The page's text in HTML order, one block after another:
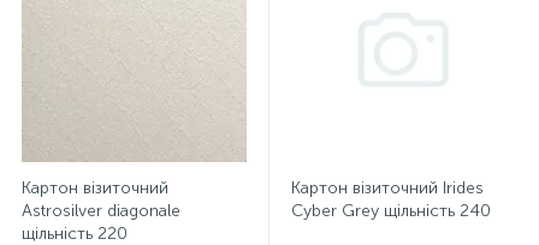
Картон візиточний
Astrosilver diagonale
щільність 220
Картон візиточний Irides
Cyber Grey щільність 240